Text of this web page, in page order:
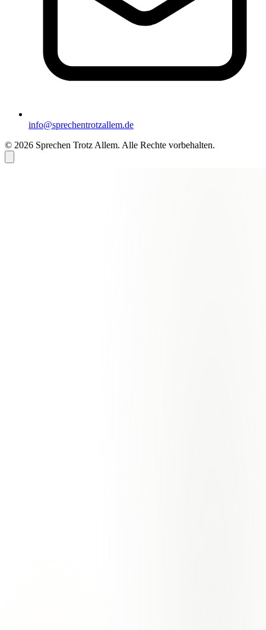
info@sprechentrotzallem.de
© 2026 Sprechen Trotz Allem. Alle Rechte vorbehalten.